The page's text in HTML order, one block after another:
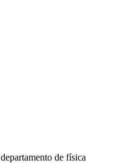
departamento de física